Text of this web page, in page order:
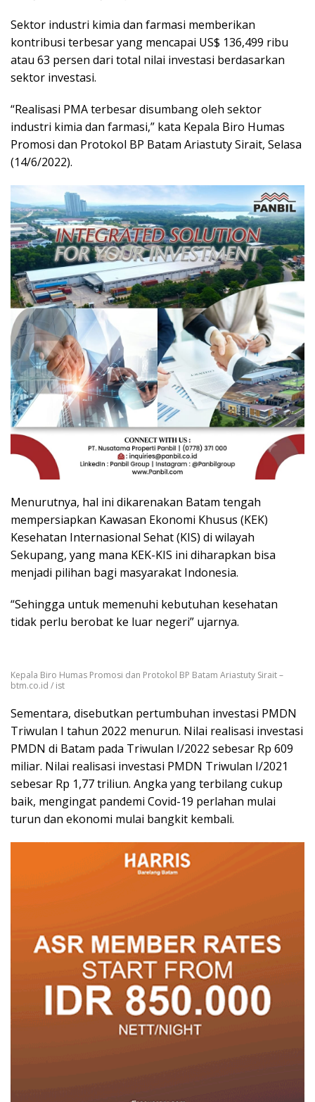
Sektor industri kimia dan farmasi memberikan
kontribusi terbesar yang mencapai US$ 136,499 ribu
atau 63 persen dari total nilai investasi berdasarkan
sektor investasi.
“Realisasi PMA terbesar disumbang oleh sektor
industri kimia dan farmasi,” kata Kepala Biro Humas
Promosi dan Protokol BP Batam Ariastuty Sirait, Selasa
(14/6/2022).
Menurutnya, hal ini dikarenakan Batam tengah
mempersiapkan Kawasan Ekonomi Khusus (KEK)
Kesehatan Internasional Sehat (KIS) di wilayah
Sekupang, yang mana KEK-KIS ini diharapkan bisa
menjadi pilihan bagi masyarakat Indonesia.
“Sehingga untuk memenuhi kebutuhan kesehatan
tidak perlu berobat ke luar negeri” ujarnya.
Kepala Biro Humas Promosi dan Protokol BP Batam Ariastuty Sirait –
btm.co.id / ist
Sementara, disebutkan pertumbuhan investasi PMDN
Triwulan I tahun 2022 menurun. Nilai realisasi investasi
PMDN di Batam pada Triwulan I/2022 sebesar Rp 609
miliar. Nilai realisasi investasi PMDN Triwulan I/2021
sebesar Rp 1,77 triliun. Angka yang terbilang cukup
baik, mengingat pandemi Covid-19 perlahan mulai
turun dan ekonomi mulai bangkit kembali.